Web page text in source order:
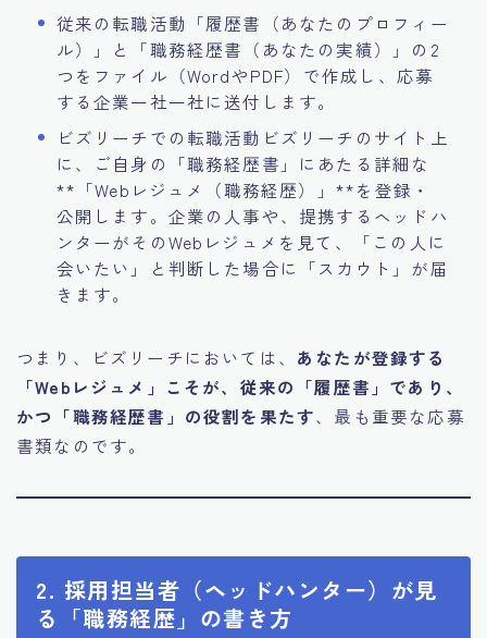
従来の転職活動「履歴書（あなたのプロフィー
ル）」と「職務経歴書（あなたの実績）」の2
つをファイル（WordやPDF）で作成し、応募
する企業一社一社に送付します。
ビズリーチでの転職活動ビズリーチのサイト上
に、ご自身の「職務経歴書」にあたる詳細な
**「Webレジュメ（職務経歴）」**を登録・
公開します。企業の人事や、提携するヘッドハ
ンターがそのWebレジュメを見て、「この人に
会いたい」と判断した場合に「スカウト」が届
きます。
つまり、ビズリーチにおいては、 あなたが登録する
「Webレジュメ」こそが、従来の「履歴書」であり、
かつ「職務経歴書」の役割を果たす、最も重要な応募
書類なのです。
2. 採用担当者（ヘッドハンター）が見
る「職務経歴」の書き方